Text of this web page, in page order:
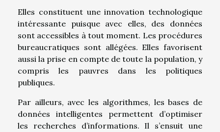
Elles constituent une innovation technologique
intéressante puisque avec elles, des données
sont accessibles à tout moment. Les procédures
bureaucratiques sont allégées. Elles favorisent
aussi la prise en compte de toute la population, y
compris les pauvres dans les politiques
publiques.
Par ailleurs, avec les algorithmes, les bases de
données intelligentes permettent d’optimiser
les recherches d’informations. Il s’ensuit une